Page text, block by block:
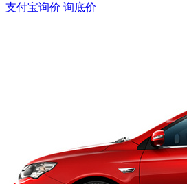
支付宝询价 询底价